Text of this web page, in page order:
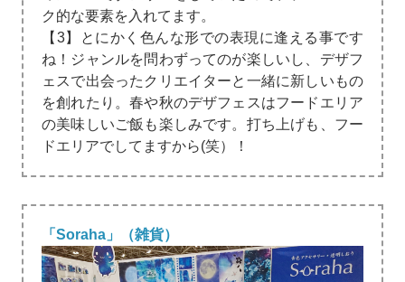
ク的な要素を入れてます。
【3】とにかく色んな形での表現に逢える事です
ね！ジャンルを問わずってのが楽しいし、デザフ
ェスで出会ったクリエイターと一緒に新しいもの
を創れたり。春や秋のデザフェスはフードエリア
の美味しいご飯も楽しみです。打ち上げも、フー
ドエリアでしてますから(笑）！
「Soraha」（雑貨）